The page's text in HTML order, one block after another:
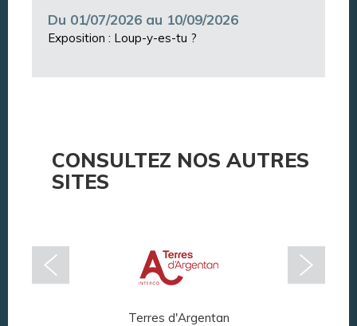
Du 01/07/2026 au 10/09/2026
Exposition : Loup-y-es-tu ?
CONSULTEZ NOS AUTRES
SITES
Terres d'Argentan